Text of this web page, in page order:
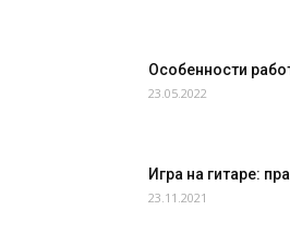
Особенности
23.05.2022
Игра на гитаре:
23.11.2021